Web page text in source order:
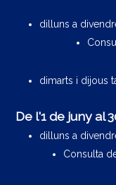
dilluns a
dimarts i dijous
De l'1 de juny al
dilluns a
Consulta